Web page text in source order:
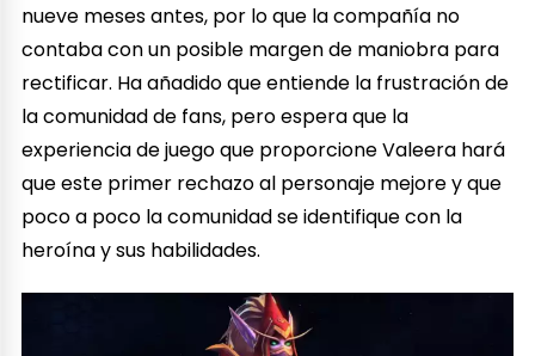
nueve meses antes, por lo que la compañía no
contaba con un posible margen de maniobra para
rectificar. Ha añadido que entiende la frustración de
la comunidad de fans, pero espera que la
experiencia de juego que proporcione Valeera hará
que este primer rechazo al personaje mejore y que
poco a poco la comunidad se identifique con la
heroína y sus habilidades.